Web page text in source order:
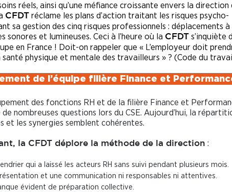
réels, ainsi qu’une méfiance croissante envers la direction
CFDT
réclame les plans d’action traitant les risques psycho-
sa gestion des cinq risques professionnels : déplacements à
et lumineuses. Ceci à l’heure où la CFDT
s’inquiète
en France ! Doit-on rappeler que « L’employeur doit
physique et mentale des travailleurs » ? (Code du
de l’équipe filière Finance et
des fonctions RH et de la filière Finance et
nombreuses questions lors du CSE. Aujourd’hui, la
et les synergies semblent cohérentes.
la CFDT déplore la méthode de la direction :
qui a laissé les acteurs RH sans suivi pendant plusieurs mois.
et une communication ni responsables ni attentives.
évident de préparation collective.